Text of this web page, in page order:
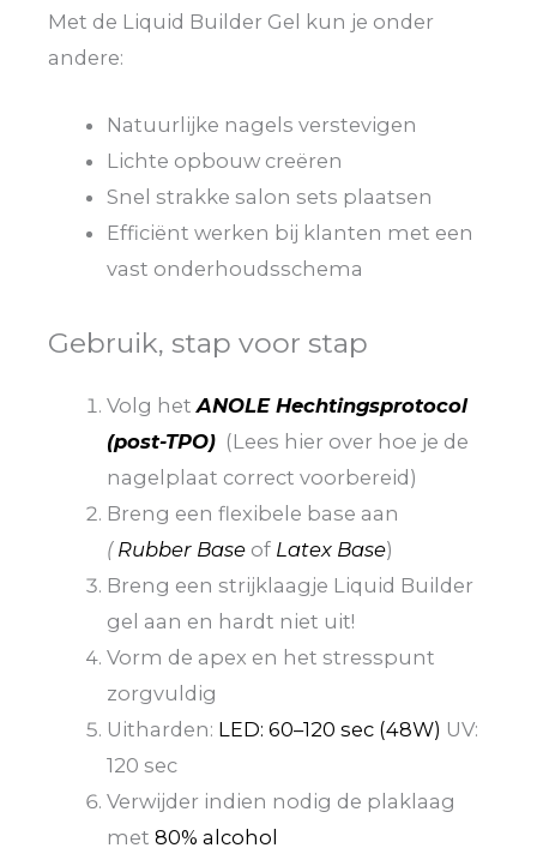
Met de Liquid Builder Gel kun je onder
andere:
Natuurlijke nagels verstevigen
Lichte opbouw creëren
Snel strakke salon sets plaatsen
Efficiënt werken bij klanten met een
vast onderhoudsschema
Gebruik, stap voor stap
Volg hetANOLE Hechtingsprotocol
(post-TPO) (Lees hier over hoe je de
nagelplaat correct voorbereid)
Breng een flexibele base aan
( Rubber Base of Latex Base)
Breng een strijklaagje Liquid Builder
gel aan en hardt niet uit!
Vorm de apex en het stresspunt
zorgvuldig
Uitharden: LED: 60–120 sec (48W) UV:
120 sec
Verwijder indien nodig de plaklaag
met80% alcohol